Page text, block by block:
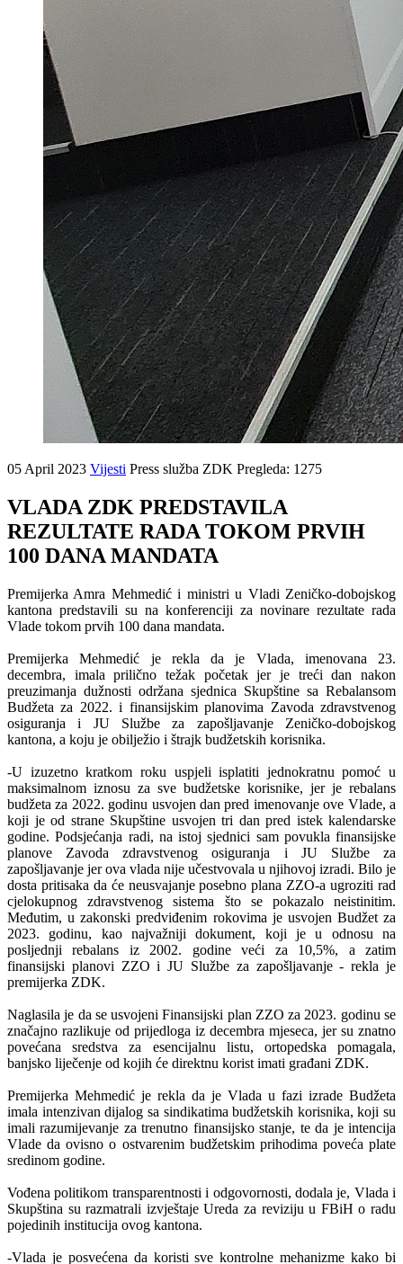
05 April 2023 Vijesti Press služba ZDK Pregleda: 1275
VLADA ZDK PREDSTAVILA
REZULTATE RADA TOKOM PRVIH
100 DANA MANDATA
Premijerka Amra Mehmedić i ministri u Vladi Zeničko-dobojskog
kantona predstavili su na konferenciji za novinare rezultate rada
Vlade tokom prvih 100 dana mandata.
Premijerka Mehmedić je rekla da je Vlada, imenovana 23.
decembra, imala prilično težak početak jer je treći dan nakon
preuzimanja dužnosti održana sjednica Skupštine sa Rebalansom
Budžeta za 2022. i finansijskim planovima Zavoda zdravstvenog
osiguranja i JU Službe za zapošljavanje Zeničko-dobojskog
kantona, a koju je obilježio i štrajk budžetskih korisnika.
-U izuzetno kratkom roku uspjeli isplatiti jednokratnu pomoć u
maksimalnom iznosu za sve budžetske korisnike, jer je rebalans
budžeta za 2022. godinu usvojen dan pred imenovanje ove Vlade, a
koji je od strane Skupštine usvojen tri dan pred istek kalendarske
godine. Podsjećanja radi, na istoj sjednici sam povukla finansijske
planove Zavoda zdravstvenog osiguranja i JU Službe za
zapošljavanje jer ova vlada nije učestvovala u njihovoj izradi. Bilo je
dosta pritisaka da će neusvajanje posebno plana ZZO-a ugroziti rad
cjelokupnog zdravstvenog sistema što se pokazalo neistinitim.
Međutim, u zakonski predviđenim rokovima je usvojen Budžet za
2023. godinu, kao najvažniji dokument, koji je u odnosu na
posljednji rebalans iz 2002. godine veći za 10,5%, a zatim
finansijski planovi ZZO i JU Službe za zapošljavanje - rekla je
premijerka ZDK.
Naglasila je da se usvojeni Finansijski plan ZZO za 2023. godinu se
značajno razlikuje od prijedloga iz decembra mjeseca, jer su znatno
povećana sredstva za esencijalnu listu, ortopedska pomagala,
banjsko liječenje od kojih će direktnu korist imati građani ZDK.
Premijerka Mehmedić je rekla da je Vlada u fazi izrade Budžeta
imala intenzivan dijalog sa sindikatima budžetskih korisnika, koji su
imali razumijevanje za trenutno finansijsko stanje, te da je intencija
Vlade da ovisno o ostvarenim budžetskim prihodima poveća plate
sredinom godine.
Vođena politikom transparentnosti i odgovornosti, dodala je, Vlada i
Skupština su razmatrali izvještaje Ureda za reviziju u FBiH o radu
pojedinih institucija ovog kantona.
-Vlada je posvećena da koristi sve kontrolne mehanizme kako bi